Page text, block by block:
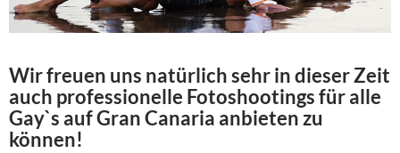
Wir freuen uns natürlich sehr in dieser Zeit
auch professionelle Fotoshootings für alle
Gay`s auf Gran Canaria anbieten zu
können!